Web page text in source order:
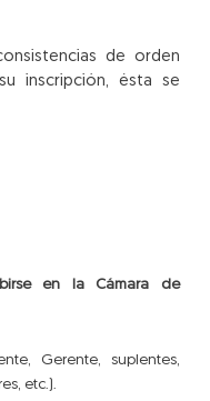
de orden
inscripción, ésta se
en la Cámara de
Gerente, suplentes,
etc.).